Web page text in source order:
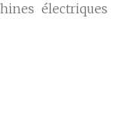
électriques